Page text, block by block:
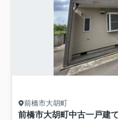
前橋市大胡町
前橋市大胡町中古一戸建て